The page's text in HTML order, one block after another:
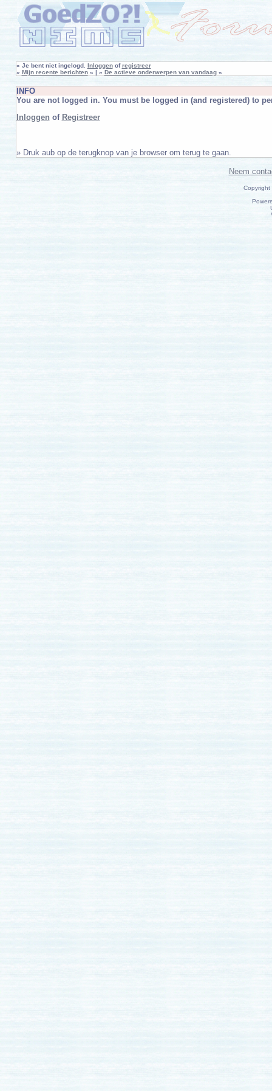
» Je bent niet ingelogd. Inloggenofregistreer
» Mijn recente berichten« | » De actieve onderwerpen van vandaag«
INFO
You are not logged in. You must be logged in (and registered) to
Inloggen of Registreer
» Druk aub op de terugknop van je browser om terug te gaan.
Neem
Copyright